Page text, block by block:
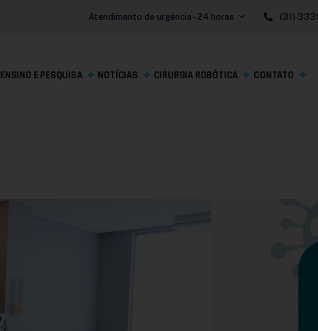
Atendimento de urgência - 24 horas (31)
ENSINO E PESQUISA NOTÍCIAS CIRURGIA ROBÓTICA CONTATO